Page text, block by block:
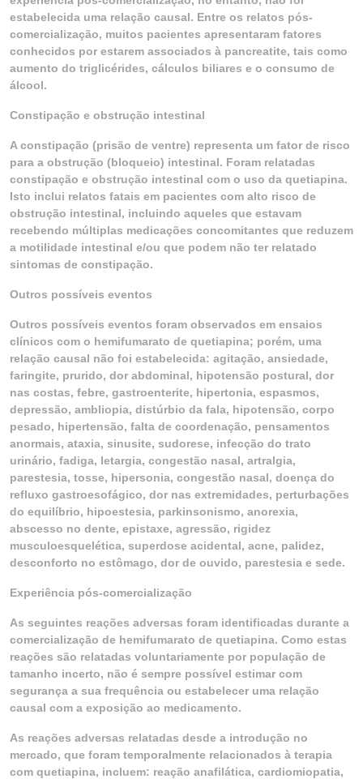
estabelecida uma relação causal. Entre os relatos pós-
comercialização, muitos pacientes apresentaram fatores
conhecidos por estarem associados à pancreatite, tais como
aumento do triglicérides, cálculos biliares e o consumo de
álcool.
Constipação e obstrução intestinal
A constipação (prisão de ventre) representa um fator de risco
para a obstrução (bloqueio) intestinal. Foram relatadas
constipação e obstrução intestinal com o uso da quetiapina.
Isto inclui relatos fatais em pacientes com alto risco de
obstrução intestinal, incluindo aqueles que estavam
recebendo múltiplas medicações concomitantes que reduzem
a motilidade intestinal e/ou que podem não ter relatado
sintomas de constipação.
Outros possíveis eventos
Outros possíveis eventos foram observados em ensaios
clínicos com o hemifumarato de quetiapina; porém, uma
relação causal não foi estabelecida: agitação, ansiedade,
faringite, prurido, dor abdominal, hipotensão postural, dor
nas costas, febre, gastroenterite, hipertonia, espasmos,
depressão, ambliopia, distúrbio da fala, hipotensão, corpo
pesado, hipertensão, falta de coordenação, pensamentos
anormais, ataxia, sinusite, sudorese, infecção do trato
urinário, fadiga, letargia, congestão nasal, artralgia,
parestesia, tosse, hipersonia, congestão nasal, doença do
refluxo gastroesofágico, dor nas extremidades, perturbações
do equilíbrio, hipoestesia, parkinsonismo, anorexia,
abscesso no dente, epistaxe, agressão, rigidez
musculoesquelética, superdose acidental, acne, palidez,
desconforto no estômago, dor de ouvido, parestesia e sede.
Experiência pós-comercialização
As seguintes reações adversas foram identificadas durante a
comercialização de hemifumarato de quetiapina. Como estas
reações são relatadas voluntariamente por população de
tamanho incerto, não é sempre possível estimar com
segurança a sua frequência ou estabelecer uma relação
causal com a exposição ao medicamento.
As reações adversas relatadas desde a introdução no
mercado, que foram temporalmente relacionados à terapia
com quetiapina, incluem: reação anafilática, cardiomiopatia,